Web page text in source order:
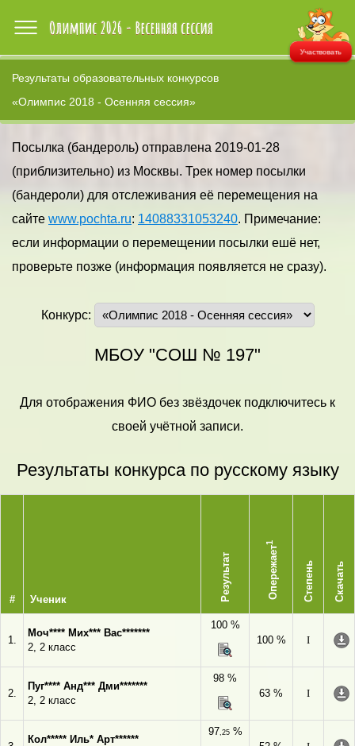
Участвовать
Результаты образовательных конкурсов
«Олимпис 2018 - Осенняя сессия»
Посылка (бандероль) отправлена 2019-01-28
(приблизительно) из Москвы. Трек номер посылки
(бандероли) для отслеживания её перемещения на
сайте www.pochta.ru: 14088331053240. Примечание:
если информации о перемещении посылки ешё нет,
проверьте позже (информация появляется не сразу).
Конкурс:
МБОУ "СОШ № 197"
Для отображения ФИО без звёздочек подключитесь к
своей учётной записи.
Результаты конкурса по русскому языку
# Ученик Результат Опережает
1
Степень Скачать
1.
Моч**** Мих*** Вас*******
2, 2 класс
100 %
100 %
I
2.
Пуг**** Анд*** Дми*******
2, 2 класс
98 %
63 %
I
Кол***** Иль* Арт******
97,25%